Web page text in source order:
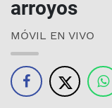
arroyos
MÓVIL EN VIVO